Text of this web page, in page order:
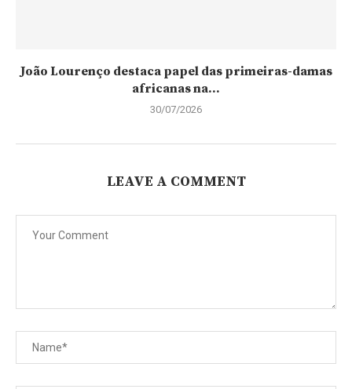
João Lourenço destaca papel das primeiras-damas
africanas na...
30/07/2026
LEAVE A COMMENT